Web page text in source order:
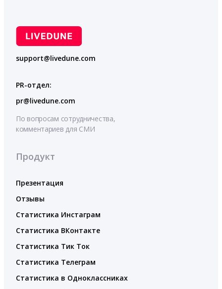
support@livedune.com
PR-отдел:
pr@livedune.com
По вопросам сотрудничества,
комментариев для СМИ
Продукт
Презентация
Отзывы
Статистика Инстаграм
Статистика ВКонтакте
Статистика Тик Ток
Статистика Телеграм
Статистика в Одноклассниках